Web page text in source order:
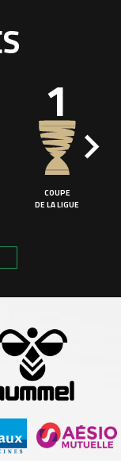
1
COUPE
DE LA LIGUE